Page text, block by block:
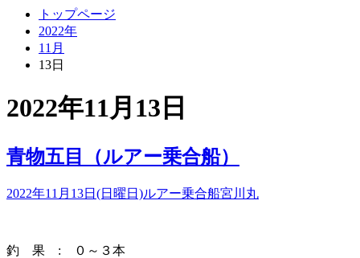
トップページ
2022年
11月
13日
2022年11月13日
青物五目（ルアー乗合船）
2022年11月13日(日曜日)ルアー乗合船宮川丸
釣 果 : ０～３本